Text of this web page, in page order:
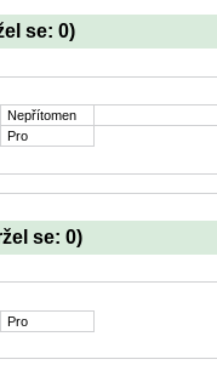
se: 0)
Nepřítomen
Pro
se: 0)
Pro